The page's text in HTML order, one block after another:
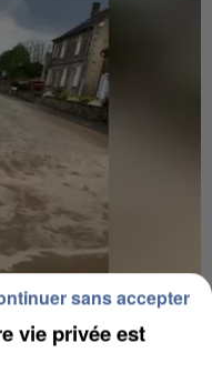
PAR UNE
vie privée est
sans accepter